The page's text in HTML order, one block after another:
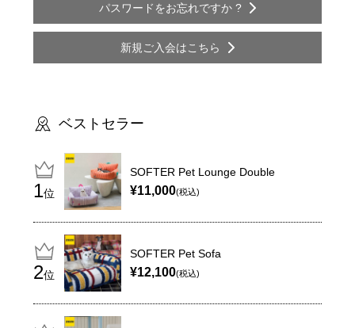
パスワードをお忘れですか ?
新規ご入会はこちら
ベストセラー
位
SOFTER Pet Lounge Double
¥11,000(税込)
位
SOFTER Pet Sofa
¥12,100(税込)